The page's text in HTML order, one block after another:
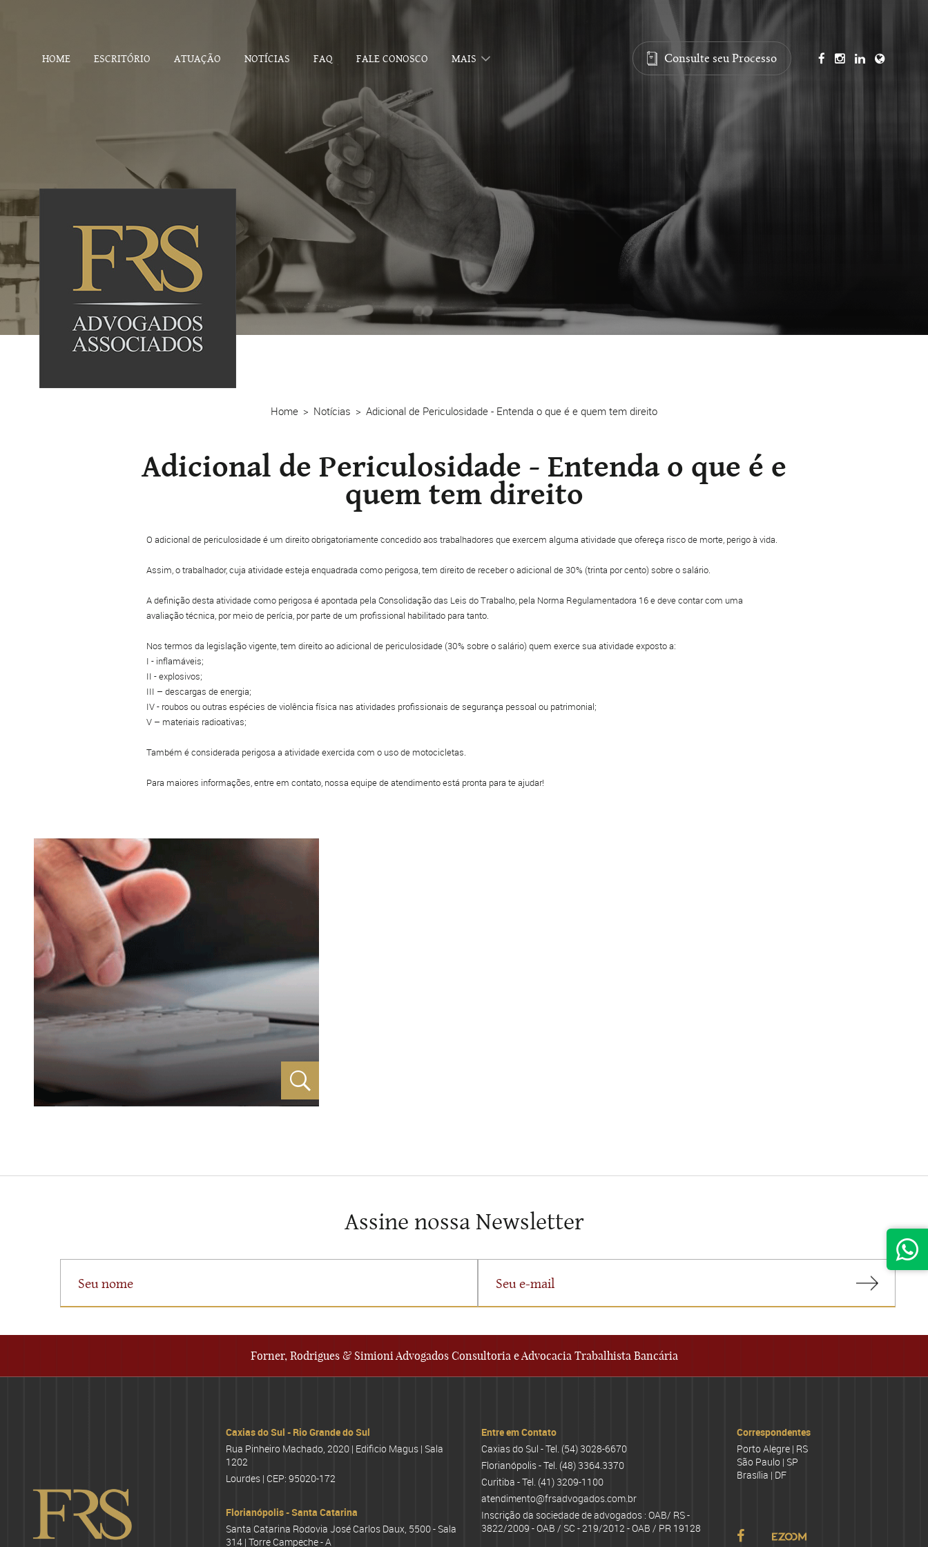
HOME ESCRITÓRIO ATUAÇÃO NOTÍCIAS FAQ FALE CONOSCO MAIS Consulte seu Processo
Home Notícias Adicional de Periculosidade - Entenda o que é e quem tem direito
Adicional de Periculosidade - Entenda o que é e
quem tem direito
O adicional de periculosidade é um direito obrigatoriamente concedido aos trabalhadores que exercem alguma atividade que ofereça risco de morte, perigo à vida.
Assim, o trabalhador, cuja atividade esteja enquadrada como perigosa, tem direito de receber o adicional de 30% (trinta por cento) sobre o salário.
A definição desta atividade como perigosa é apontada pela Consolidação das Leis do Trabalho, pela Norma Regulamentadora 16 e deve contar com uma
avaliação técnica, por meio de perícia, por parte de um profissional habilitado para tanto.
Nos termos da legislação vigente, tem direito ao adicional de periculosidade (30% sobre o salário) quem exerce sua atividade exposto a:
I - inflamáveis;
II - explosivos;
III – descargas de energia;
IV - roubos ou outras espécies de violência física nas atividades profissionais de segurança pessoal ou patrimonial;
V – materiais radioativas;
Também é considerada perigosa a atividade exercida com o uso de motocicletas.
Para maiores informações, entre em contato, nossa equipe de atendimento está pronta para te ajudar!
Assine nossa Newsletter
Forner, Rodrigues & Simioni Advogados Consultoria e Advocacia Trabalhista Bancária
Caxias do Sul - Rio Grande do Sul
Rua Pinheiro Machado, 2020 | Edificio Magus | Sala
1202
Lourdes | CEP: 95020-172
Florianópolis - Santa Catarina
Santa Catarina Rodovia José Carlos Daux, 5500 - Sala
314 | Torre Campeche - A
Entre em Contato
Caxias do Sul - Tel. (54) 3028-6670
Florianópolis - Tel. (48) 3364.3370
Curitiba - Tel. (41) 3209-1100
atendimento@frsadvogados.com.br
Inscrição da sociedade de advogados : OAB/ RS -
3822/2009 - OAB / SC - 219/2012 - OAB / PR 19128
Correspondentes
Porto Alegre | RS
São Paulo | SP
Brasília | DF